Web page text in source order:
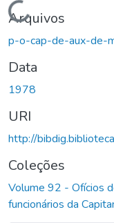
Carregando...
Arquivos
p-o-cap-de-aux-de-
Data
1978
URI
http://
Coleções
Volume 92 - Ofícios
funcionários da